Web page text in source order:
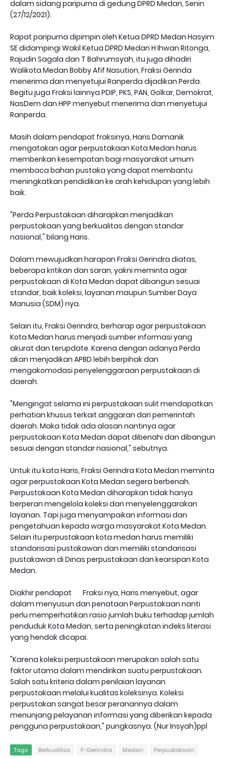
dalam sidang paripurna di gedung DPRD Medan, Senin
(27/12/2021).
Rapat paripurna dipimpin oleh Ketua DPRD Medan Hasyim
SE didampingi Wakil Ketua DPRD Medan H Ihwan Ritonga,
Rajudin Sagala dan T Bahrumsyah, itu juga dihadiri
Walikota Medan Bobby Afif Nasution, Fraksi Gerinda
menerima dan menyetujui Ranperda dijadikan Perda.
Begitu juga Fraksi lainnya PDIP, PKS, PAN, Golkar, Demokrat,
NasDem dan HPP menyebut menerima dan menyetujui
Ranperda.
Masih dalam pendapat fraksinya, Haris Damanik
mengatakan agar perpustakaan Kota Medan harus
memberikan kesempatan bagi masyarakat umum
membaca bahan pustaka yang dapat membantu
meningkatkan pendidikan ke arah kehidupan yang lebih
baik.
"Perda Perpustakaan diharapkan menjadikan
perpustakaan yang berkualitas dengan standar
nasional," bilang Haris.
Dalam mewujudkan harapan Fraksi Gerindra diatas,
beberapa kritikan dan saran, yakni meminta agar
perpustakaan di Kota Medan dapat dibangun sesuai
standar, baik koleksi, layanan maupun Sumber Daya
Manusia (SDM) nya.
Selain itu, Fraksi Gerindra, berharap agar perpustakaan
Kota Medan harus menjadi sumber informasi yang
akurat dan terupdate. Karena dengan adanya Perda
akan menjadikan APBD lebih berpihak dan
mengakomodasi penyelenggaraan perpustakaan di
daerah.
"Mengingat selama ini perpustakaan sulit mendapatkan
perhatian khusus terkait anggaran dari pemerintah
daerah. Maka tidak ada alasan nantinya agar
perpustakaan Kota Medan dapat dibenahi dan dibangun
sesuai dengan standar nasional," sebutnya.
Untuk itu kata Haris, Fraksi Gerindra Kota Medan meminta
agar perpustakaan Kota Medan segera berbenah.
Perpustakaan Kota Medan diharapkan tidak hanya
berperan mengelola koleksi dan menyelenggarakan
layanan. Tapi juga menyampaikan informasi dan
pengetahuan kepada warga masyarakat Kota Medan.
Selain itu perpustakaan kota medan harus memiliki
standarisasi pustakawan dan memiliki standarisasi
pustakawan di Dinas perpustakaan dan kearsipan Kota
Medan.
Diakhir pendapat
Fraksi nya, Haris menyebut, agar
dalam menyusun dan penataan Perpustakaan nanti
perlu memperhatikan rasio jumlah buku terhadap jumlah
penduduk Kota Medan, serta peningkatan indeks literasi
yang hendak dicapai.
"Karena koleksi perpustakaan merupakan salah satu
faktor utama dalam mendirikan suatu perpustakaan.
Salah satu kriteria dalam penilaian layanan
perpustakaan melalui kualitas koleksinya. Koleksi
perpustakan sangat besar peranannya dalam
menunjang pelayanan informasi yang diberikan kepada
pengguna perpustakaan," pungkasnya. (Nur Insyah)ppl
Tags Berkualitas F-Gerindra Medan Perpustakaan